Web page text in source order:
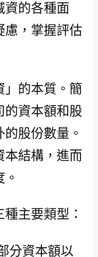
資的各種面
慮，掌握評估
」的本質。簡
的資本額和股
股份數量。
本結構，進而
主要類型：
分資本額以